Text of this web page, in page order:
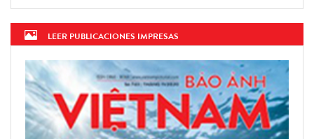
LEER PUBLICACIONES IMPRESAS